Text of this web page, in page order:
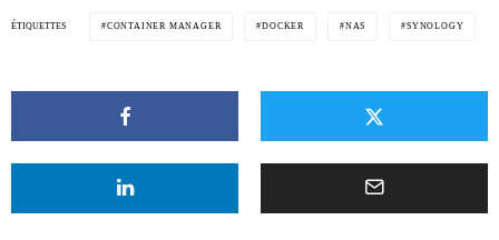
ÉTIQUETTES CONTAINER MANAGER DOCKER NAS SYNOLOGY